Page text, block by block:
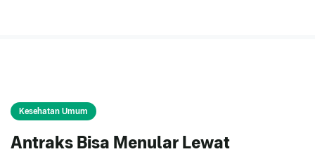
Kesehatan Umum
Antraks Bisa Menular Lewat